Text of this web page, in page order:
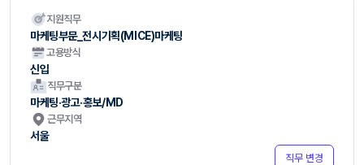
지원직무
마케팅부문_전시기획(MICE)마케팅
고용방식
신입
직무구분
마케팅·광고·홍보/MD
근무지역
서울
직무 변경